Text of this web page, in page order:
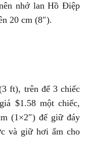
nhớ lan Hồ Điệp
20 cm (8″).
ft), trên để 3 chiếc
$1.58 một chiếc,
(1×2″) để giữ đáy
và giữ hơi ẩm cho